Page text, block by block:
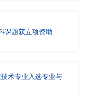
课题获立项资助
术专业入选专业与